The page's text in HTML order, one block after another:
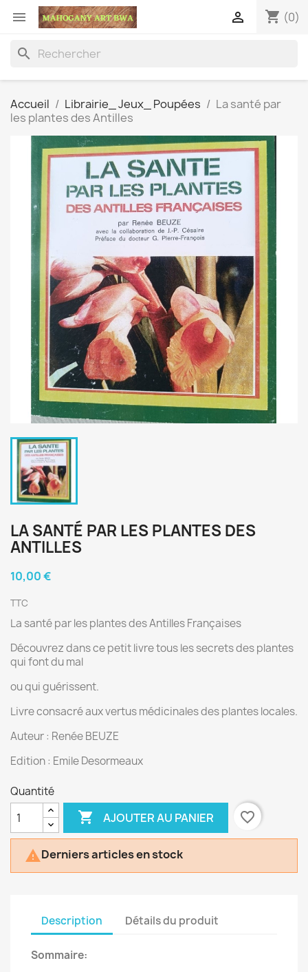
 shopping_cart (0)

search
Accueil Librairie_ Jeux_ Poupées
La santé par
les plantes des Antilles
LA SANTÉ PAR LES PLANTES DES
ANTILLES
10,00 €
TTC
La santé par les plantes des Antilles Françaises
Découvrez dans ce petit livre tous les secrets des plantes
qui font du mal
ou qui guérissent.
Livre consacré aux vertus médicinales des plantes locales.
Auteur : Renée BEUZE
Edition : Emile Desormeaux
Quantité
 AJOUTER AU PANIER favorite_border
Derniers articles en stock
Description Détails du produit
Sommaire: